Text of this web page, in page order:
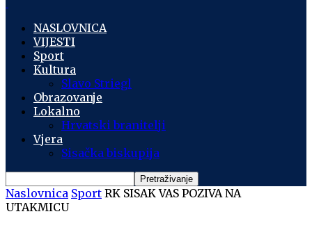
NASLOVNICA
VIJESTI
Sport
Kultura
Slavo Striegl
Obrazovanje
Lokalno
Hrvatski branitelji
Vjera
Sisačka biskupija
Naslovnica Sport RK SISAK VAS POZIVA NA
UTAKMICU